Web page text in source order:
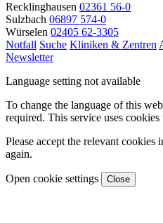
Recklinghausen 02361 56-0
Sulzbach 06897 574-0
Würselen 02405 62-3305
Notfall Suche Kliniken & Zentren
Newsletter
Language setting not available
To change the language of this
required. This service uses
Please accept the relevant cookies
again.
Open cookie settings Close